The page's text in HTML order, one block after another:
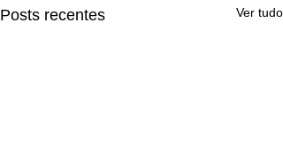
Posts recentes Ver tudo